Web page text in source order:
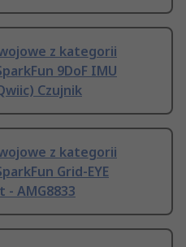
z kategorii
9DoF IMU
Czujnik
z kategorii
Grid-EYE
AMG8833